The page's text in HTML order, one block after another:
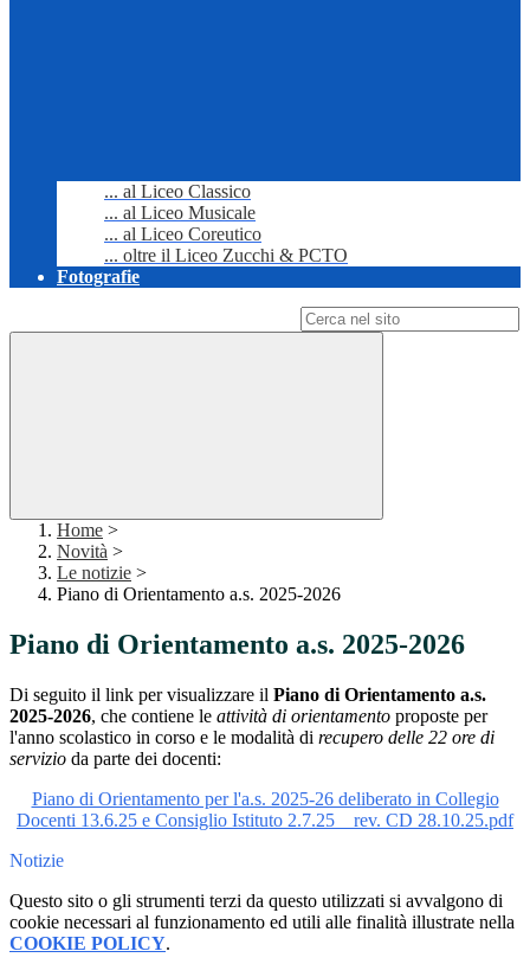
... al Liceo Classico
... al Liceo Musicale
... al Liceo Coreutico
... oltre il Liceo Zucchi & PCTO
Fotografie
Home >
Novità >
Le notizie >
Piano di Orientamento a.s. 2025-2026
Piano di Orientamento a.s. 2025-2026
Di seguito il link per visualizzare il Piano di Orientamento a.s.
2025-2026, che contiene le attività di orientamento proposte per
l'anno scolastico in corso e le modalità di recupero delle 22 ore di
servizio da parte dei docenti:
Piano di Orientamento per l'a.s. 2025-26 deliberato in Collegio
Docenti 13.6.25 e Consiglio Istituto 2.7.25 _ rev. CD 28.10.25.pdf
Notizie
Questo sito o gli strumenti terzi da questo utilizzati si avvalgono di
cookie necessari al funzionamento ed utili alle finalità illustrate nella
COOKIE POLICY.